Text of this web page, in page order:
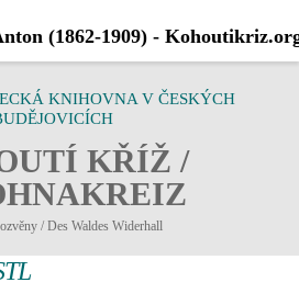
KNIHOVNA V ČESKÝCH
KŘÍŽ /
/ Des Waldes Widerhall
(1862-1909) -